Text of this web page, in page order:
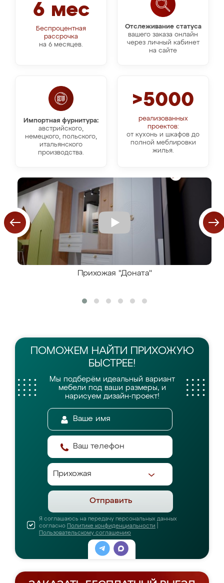
Отслеживание статуса
вашего заказа онлайн
через личный кабинет
на сайте
6 мес
Беспроцентная
рассрочка
на 6 месяцев.
Импортная фурнитура:
австрийского,
немецкого, польского,
итальянского
производства.
>5000
реализованных
проектов:
от кухонь и шкафов до
полной меблировки
жилья.
Прихожая "Доната"
ПОМОЖЕМ НАЙТИ
ПРИХОЖУЮ
БЫСТРЕЕ!
Мы подберём идеальный вариант
мебели под ваши размеры, и
нарисуем дизайн-проект!
Отправить
Я соглашаюсь на передачу персональных данных
согласно Политике конфиденциальности
Пользовательскому соглашению